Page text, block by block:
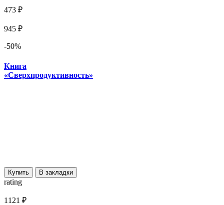
473 ₽
945 ₽
-50%
Книга
«Сверхпродуктивность»
Купить В закладки
rating
1121 ₽